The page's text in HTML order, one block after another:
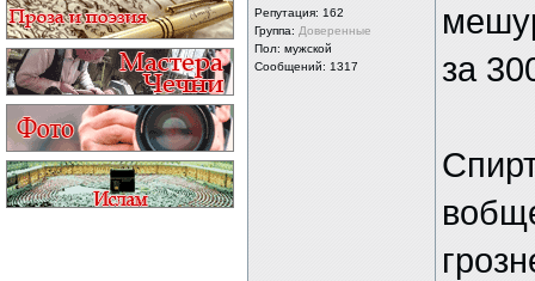
Репутация: 162
Группа: Доверенные
Пол: мужской
Сообщений: 1317
за